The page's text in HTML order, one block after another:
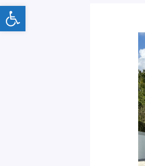
Ouvrir la barre d’outils